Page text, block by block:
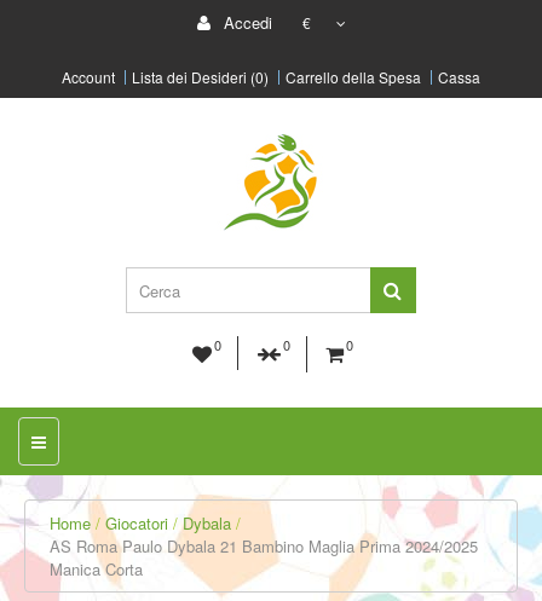
Accedi €
Account Lista dei Desideri (0) Carrello della Spesa Cassa
0 0 0
Home Giocatori
Dybala
AS Roma Paulo Dybala 21 Bambino Maglia Prima 2024/2025
Manica Corta